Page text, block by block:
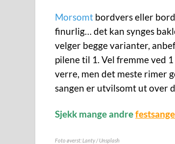
Morsomt bordvers eller
finurlig… det kan synges
velger begge varianter,
pilene til 1. Vel fremme ved
verre, men det meste rimer
sangen er utvilsomt ut over
Sjekk mange andre
Foto øverst: Lanty / Unsplash